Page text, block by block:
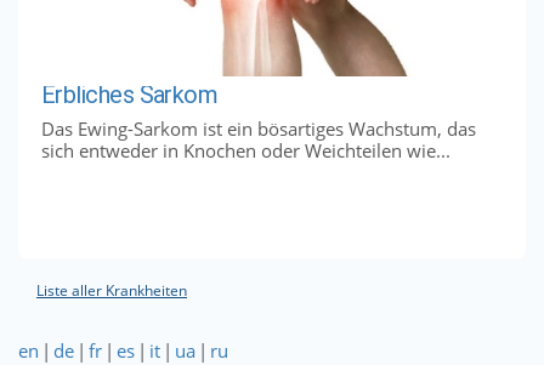
Erbliches Sarkom
Das Ewing-Sarkom ist ein bösartiges Wachstum, das
sich entweder in Knochen oder Weichteilen wie...
Liste aller Krankheiten
en | de | fr | es | it | ua | ru